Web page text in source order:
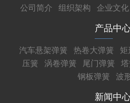
公司简介 组织架构 企业文化
产品中
汽车悬架弹簧 热卷大弹簧 矩
压簧
涡卷弹簧 尾门弹簧
钢板弹簧
波
新闻中